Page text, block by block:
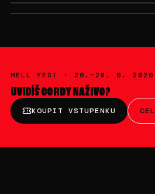
NASTIA
NOBODYLISTEN
HELL YES! · 26.–28. 6. 2026
UVIDÍŠCORDYNAŽIVO?
KOUPIT VSTUPENKU